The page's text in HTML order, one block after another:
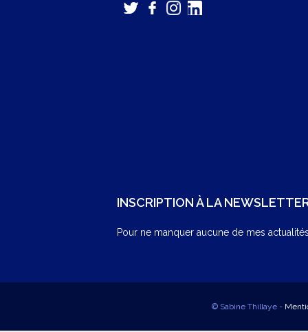
INSCRIPTION À LA
Pour ne manquer aucune de mes
© Sabine Thillaye -